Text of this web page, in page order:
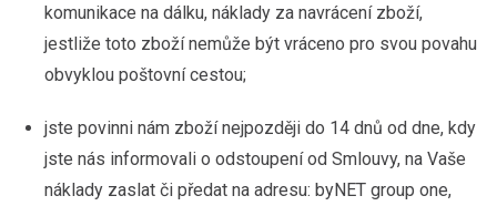
komunikace na dálku, náklady za navrácení zboží,
jestliže toto zboží nemůže být vráceno pro svou povahu
obvyklou poštovní cestou;
jste povinni nám zboží nejpozději do 14 dnů od dne, kdy
jste nás informovali o odstoupení od Smlouvy, na Vaše
náklady zaslat či předat na adresu: byNET group one,